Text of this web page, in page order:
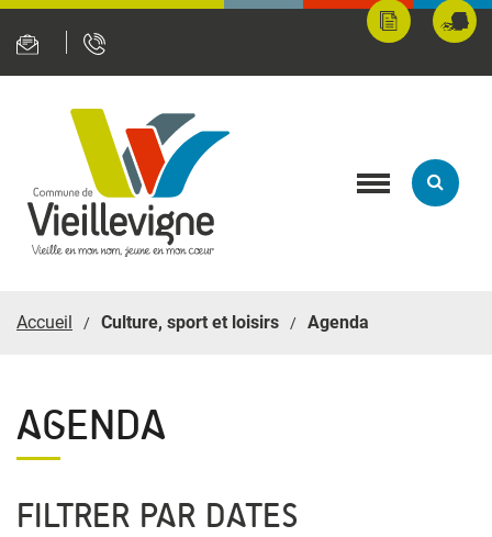
Mes
démarches
Toggle
Accueil Culture, sport et loisirs Agenda
AGENDA
FILTRER PAR DATES
Panneau de gestion des cookies